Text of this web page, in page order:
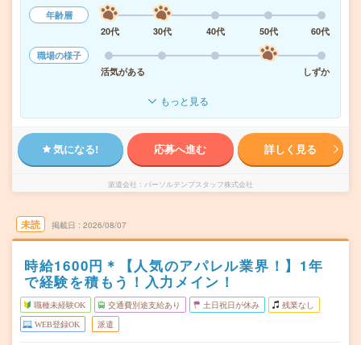
年齢層
20代
30代 40代 50代
60代
職場の様子
活気がある
しずか
もっと見る
気になる! 応募へ進む 詳しく見る
派遣会社 パーソルテンプスタッフ株式会社
未読 掲載日 2026/08/07
時給1600円＊【人気のアパレル業界！】1年
で経験を積もう！入力メイン！
職種未経験OK 交通費別途支給あり 土日祝日が休み 残業なし
WEB登録OK 派遣